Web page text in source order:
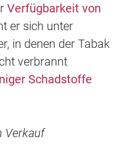
Verfügbarkeit von
er sich unter
in denen der Tabak
verbrannt
Schadstoffe
Verkauf